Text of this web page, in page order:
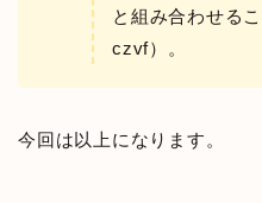
と組み合わせる
czvf）。
今回は以上になります。